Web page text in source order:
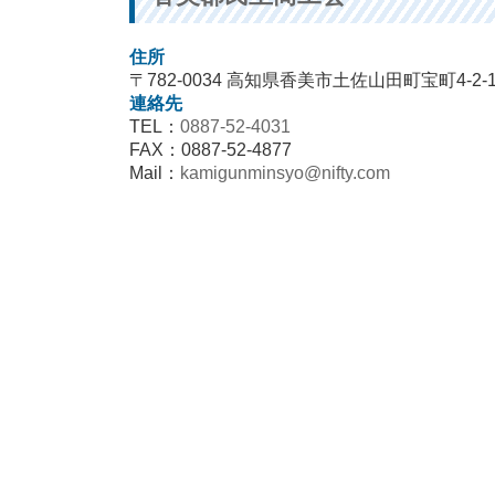
住所
〒782-0034 高知県香美市土佐山田町宝町4-2-
連絡先
TEL： 0887-52-4031
FAX：0887-52-4877
Mail： kamigunminsyo@nifty.com